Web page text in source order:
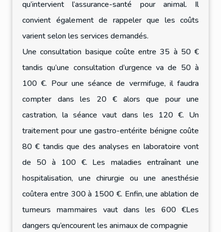
qu’intervient l’assurance-santé pour animal. Il
convient également de rappeler que les coûts
varient selon les services demandés.
Une consultation basique coûte entre 35 à 50 €
tandis qu’une consultation d’urgence va de 50 à
100 €. Pour une séance de vermifuge, il faudra
compter dans les 20 € alors que pour une
castration, la séance vaut dans les 120 €. Un
traitement pour une gastro-entérite bénigne coûte
80 € tandis que des analyses en laboratoire vont
de 50 à 100 €. Les maladies entraînant une
hospitalisation, une chirurgie ou une anesthésie
coûtera entre 300 à 1500 €. Enfin, une ablation de
tumeurs mammaires vaut dans les 600 €Les
dangers qu’encourent les animaux de compagnie